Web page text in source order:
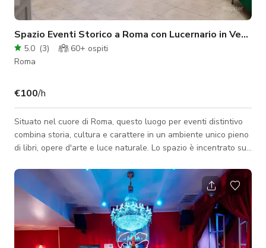
Spazio Eventi Storico a Roma con Lucernario in Vetro
5.0 (3) 60+ ospiti
Roma
€100/h
Situato nel cuore di Roma, questo luogo per eventi distintivo
combina storia, cultura e carattere in un ambiente unico pieno
di libri, opere d'arte e luce naturale. Lo spazio è incentrato su
che illumina l'interno con la luce del giorno per tutto il giorno,
creando un'atmosfera luminosa e accogliente per incontri e
produzioni. Una delle caratteristiche distintive del locale è la
sua vasta biblioteca, che ospita una collezione di lib